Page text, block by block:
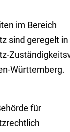
im Bereich
sind geregelt in
Württemberg.
für